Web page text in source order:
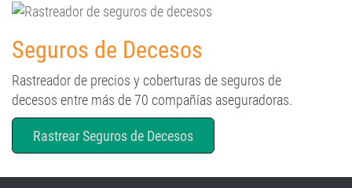
Seguros de Decesos
Rastreador de precios y coberturas de seguros de
decesos entre más de 70 compañías aseguradoras.
Rastrear Seguros de Decesos